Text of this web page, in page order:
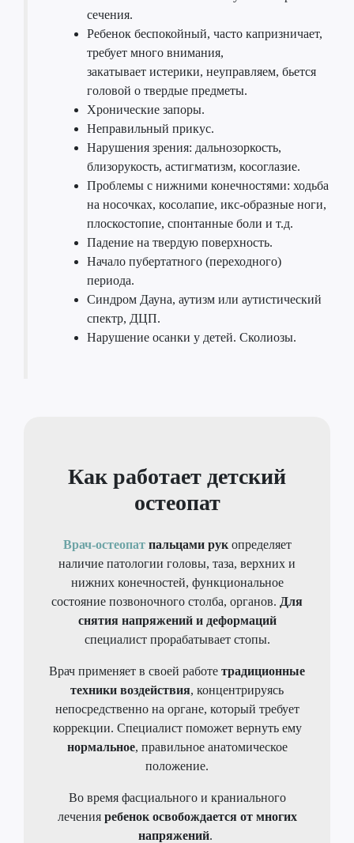
сечения.
Ребенок беспокойный, часто капризничает,
требует много внимания,
закатывает истерики, неуправляем, бьется
головой о твердые предметы.
Хронические запоры.
Неправильный прикус.
Нарушения зрения: дальнозоркость,
близорукость, астигматизм, косоглазие.
Проблемы с нижними конечностями: ходьба
на носочках, косолапие, икс-образные ноги,
плоскостопие, спонтанные боли и т.д.
Падение на твердую поверхность.
Начало пубертатного (переходного)
периода.
Синдром Дауна, аутизм или аутистический
спектр, ДЦП.
Нарушение осанки у детей. Сколиозы.
Как работает детский
остеопат
Врач-остеопатпальцами рук определяет
наличие патологии головы, таза, верхних и
нижних конечностей, функциональное
состояние позвоночного столба, органов. Для
снятия напряжений и деформаций
специалист прорабатывает стопы.
Врач применяет в своей работе традиционные
техники воздействия, концентрируясь
непосредственно на органе, который требует
коррекции. Специалист поможет вернуть ему
нормальное, правильное анатомическое
положение.
Во время фасциального и краниального
лечения ребенок освобождается от многих
напряжений.